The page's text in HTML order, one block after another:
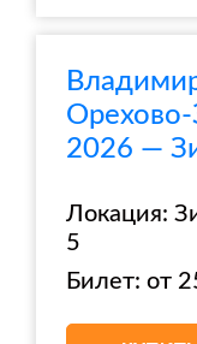
Орехово-
2026 —
Локация:
5
Билет: от